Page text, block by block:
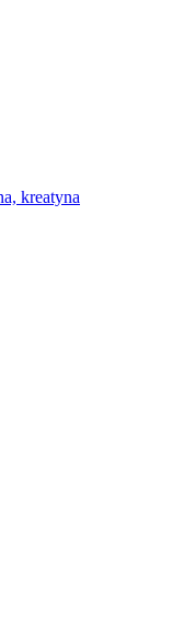
kreatyna